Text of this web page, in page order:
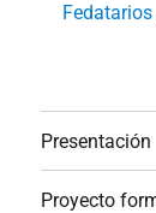
Presentación
Proyecto